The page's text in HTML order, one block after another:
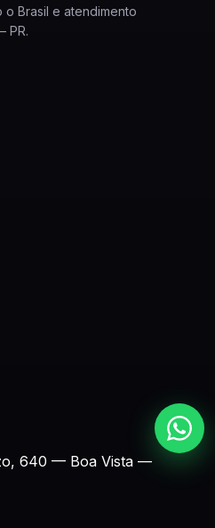
Brasil e atendimento
PR.
640 — Boa Vista —